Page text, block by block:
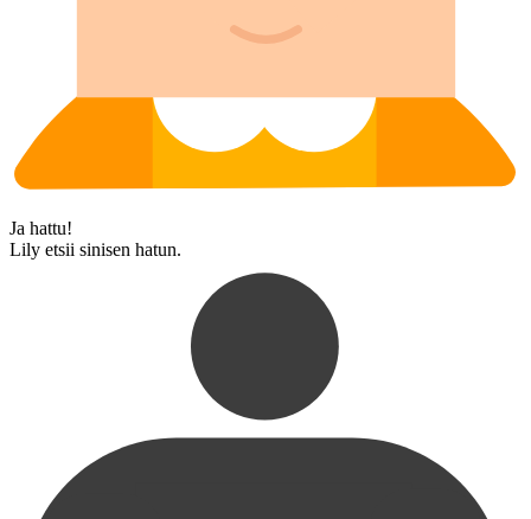
Ja hattu!
Lily etsii sinisen hatun.